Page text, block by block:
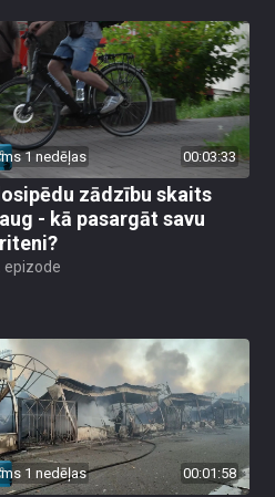
1 nedēļas 00:03:33
zādzību skaits
- kā pasargāt savu
epizode
1 nedēļas 00:01:58